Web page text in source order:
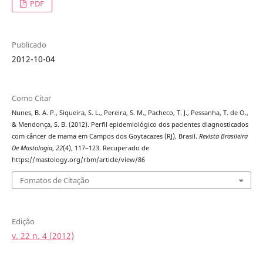
PDF
Publicado
2012-10-04
Como Citar
Nunes, B. A. P., Siqueira, S. L., Pereira, S. M., Pacheco, T. J., Pessanha, T. de O.,
& Mendonça, S. B. (2012). Perfil epidemiológico dos pacientes diagnosticados
com câncer de mama em Campos dos Goytacazes (RJ), Brasil. Revista Brasileira
De Mastologia, 22(4), 117–123. Recuperado de
https://mastology.org/rbm/article/view/86
Fomatos de Citação
Edição
v. 22 n. 4 (2012)